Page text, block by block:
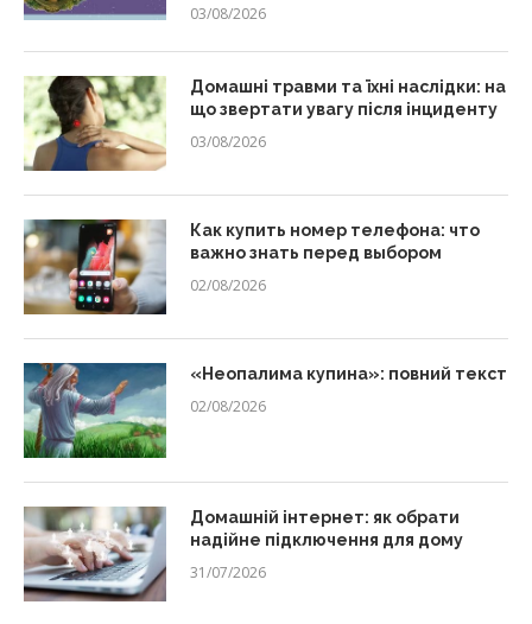
03/08/2026
Домашні травми та їхні наслідки: на
що звертати увагу після інциденту
03/08/2026
Как купить номер телефона: что
важно знать перед выбором
02/08/2026
«Неопалима купина»: повний текст
02/08/2026
Домашній інтернет: як обрати
надійне підключення для дому
31/07/2026